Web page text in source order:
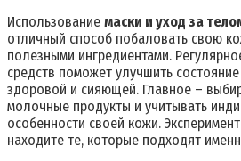
Использование маски и уход за
отличный способ побаловать свою
полезными ингредиентами.
средств поможет улучшить
здоровой и сияющей. Главное –
молочные продукты и учитывать
особенности своей кожи.
находите те, которые подходят